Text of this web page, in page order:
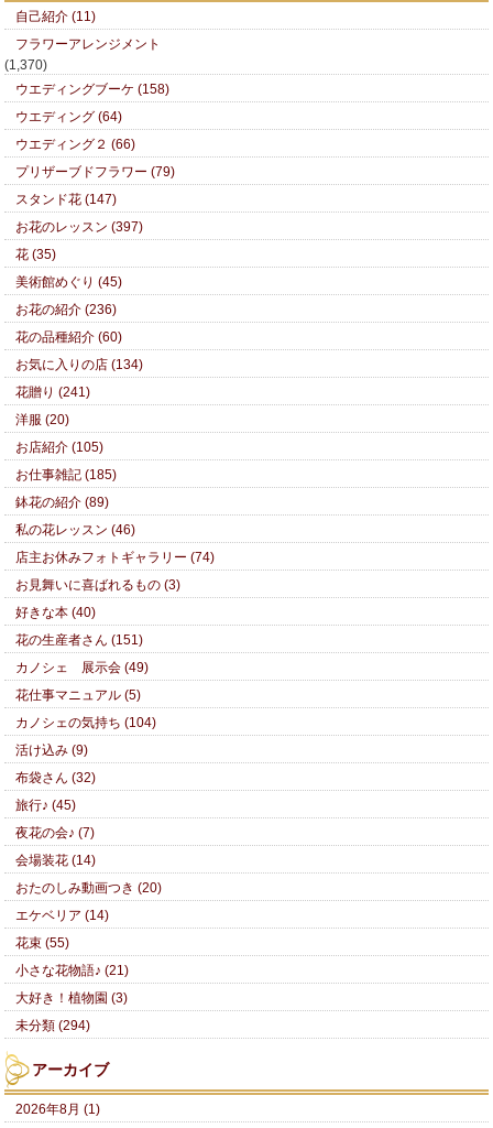
自己紹介 (11)
フラワーアレンジメント
(1,370)
ウエディングブーケ (158)
ウエディング (64)
ウエディング２ (66)
プリザーブドフラワー (79)
スタンド花 (147)
お花のレッスン (397)
花 (35)
美術館めぐり (45)
お花の紹介 (236)
花の品種紹介 (60)
お気に入りの店 (134)
花贈り (241)
洋服 (20)
お店紹介 (105)
お仕事雑記 (185)
鉢花の紹介 (89)
私の花レッスン (46)
店主お休みフォトギャラリー (74)
お見舞いに喜ばれるもの (3)
好きな本 (40)
花の生産者さん (151)
カノシェ 展示会 (49)
花仕事マニュアル (5)
カノシェの気持ち (104)
活け込み (9)
布袋さん (32)
旅行♪ (45)
夜花の会♪ (7)
会場装花 (14)
おたのしみ動画つき (20)
エケベリア (14)
花束 (55)
小さな花物語♪ (21)
大好き！植物園 (3)
未分類 (294)
アーカイブ
2026年8月 (1)